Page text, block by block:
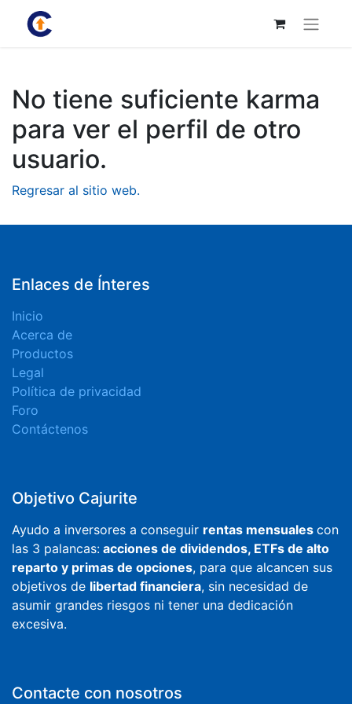
No tiene suficiente karma
para ver el perfil de otro
usuario.
Regresar al sitio web.
Enlaces de Ínteres
Inicio
Acerca de
Productos
Legal
Política de privacidad
Foro
Contáctenos
Objetivo Cajurite
Ayudo a inversores a conseguir rentas mensuales con
las 3 palancas: acciones de dividendos, ETFs de alto
reparto y primas de opciones, para que alcancen sus
objetivos de libertad financiera, sin necesidad de
asumir grandes riesgos ni tener una dedicación
excesiva.
Contacte con nosotros